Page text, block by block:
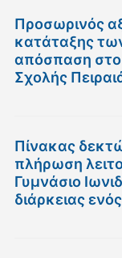
Προσωρινός
κατάταξης
απόσπαση στο
Σχολής
Πίνακας
πλήρωση
Γυμνάσιο
διάρκειας